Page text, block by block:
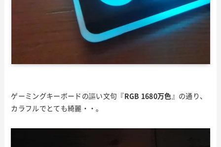
ゲーミングキーボードの謳い文句『RGB 1680万色』の通り、
カラフルでとても綺麗・・。